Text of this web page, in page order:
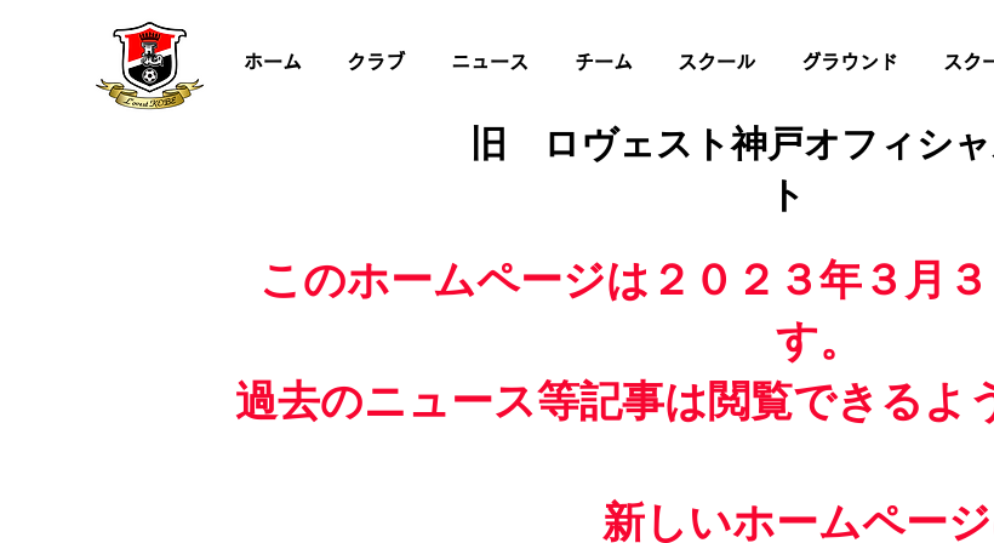
ホーム クラブ ニュース チーム スクール グラウンド スク
旧 ロヴェスト神戸オフィシ
ト
このホームページは２０２３年３月
す。
過去のニュース等記事は閲覧できるよ
新しいホームペー